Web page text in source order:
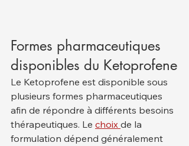
Formes pharmaceutiques
disponibles du Ketoprofene
Le Ketoprofene est disponible sous
plusieurs formes pharmaceutiques
afin de répondre à différents besoins
thérapeutiques. Le choix de la
formulation dépend généralement